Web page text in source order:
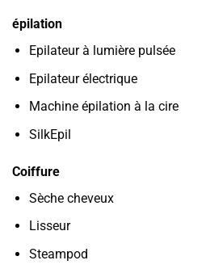
épilation
Epilateur à lumière pulsée
Epilateur électrique
Machine épilation à la cire
SilkEpil
Coiffure
Sèche cheveux
Lisseur
Steampod